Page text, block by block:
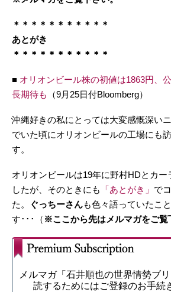
＊＊＊＊＊＊＊＊＊＊＊
あとがき
＊＊＊＊＊＊＊＊＊＊＊
■ オリオンビール株の初値は1863円、
長期待も
（9月25日付Bloomberg）
沖縄好きの私にとっては大変感慨深い
でいた頃にオリオンビールの工場にも
す。
オリオンビールは19年に野村HDとカー
したが、そのときにも
「あとがき」 で
た。
ぐっちーさんも色々語っていたこ
す･･･（ ※ここから先はメルマガをご覧
メルマガ「石井順也の世界情勢ブ
読するためにはご登録のお手続